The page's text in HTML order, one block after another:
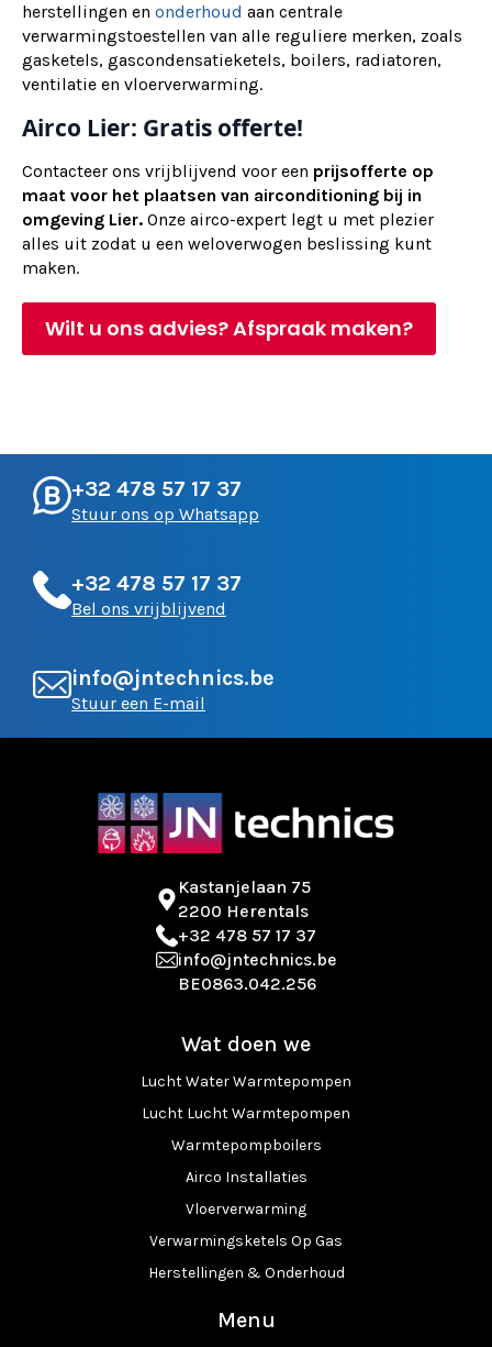
herstellingen en onderhoud aan centrale
verwarmingstoestellen van alle reguliere merken, zoals
gasketels, gascondensatieketels, boilers, radiatoren,
ventilatie en vloerverwarming.
Airco Lier: Gratis offerte!
Contacteer ons vrijblijvend voor een prijsofferte op
maat voor het plaatsen van airconditioning bij in
omgeving Lier. Onze airco-expert legt u met plezier
alles uit zodat u een weloverwogen beslissing kunt
maken.
Wilt u ons advies? Afspraak maken?
+32 478 57 17 37
Stuur ons op Whatsapp
+32 478 57 17 37
Bel ons vrijblijvend
info@jntechnics.be
Stuur een E-mail
Kastanjelaan 75
2200 Herentals
+32 478 57 17 37
info@jntechnics.be
BE0863.042.256
Wat doen we
Lucht Water Warmtepompen
Lucht Lucht Warmtepompen
Warmtepompboilers
Airco Installaties
Vloerverwarming
Verwarmingsketels Op Gas
Herstellingen & Onderhoud
Menu